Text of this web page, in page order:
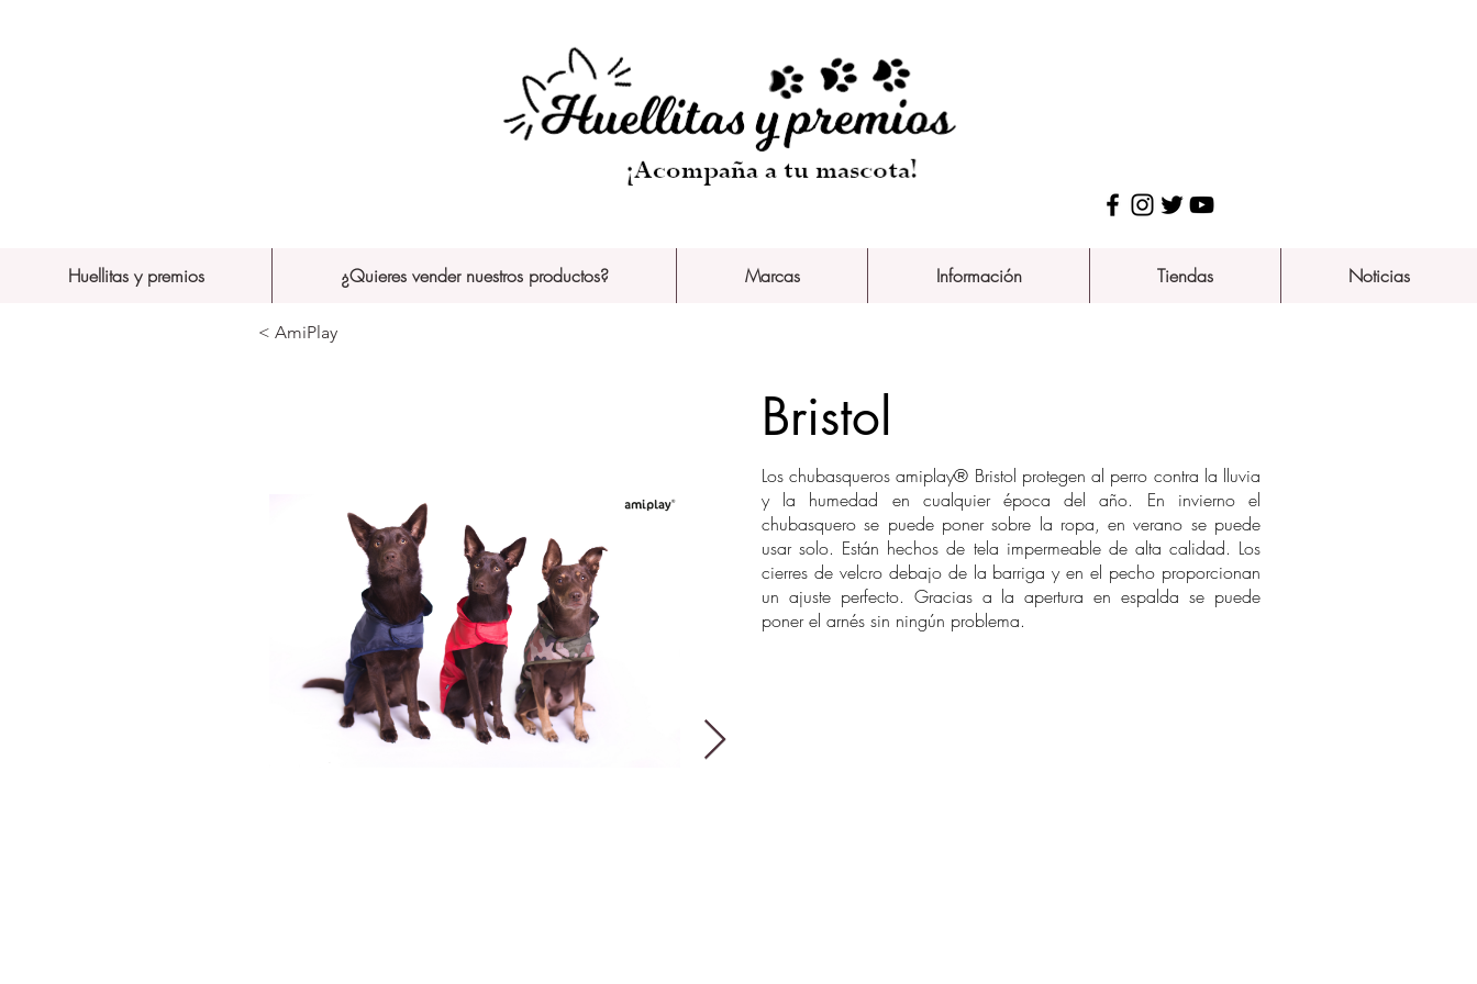
< AmiPlay
Bristol
Los chubasqueros amiplay® Bristol protegen al perro contra la lluvia
y la humedad en cualquier época del año. En invierno el
chubasquero se puede poner sobre la ropa, en verano se puede
usar solo. Están hechos de tela impermeable de alta calidad. Los
cierres de velcro debajo de la barriga y en el pecho proporcionan
un ajuste perfecto. Gracias a la apertura en espalda se puede
poner el arnés sin ningún problema.
Huellitas y premios ¿Quieres vender nuestros productos? Marcas Información Tiendas Noticias